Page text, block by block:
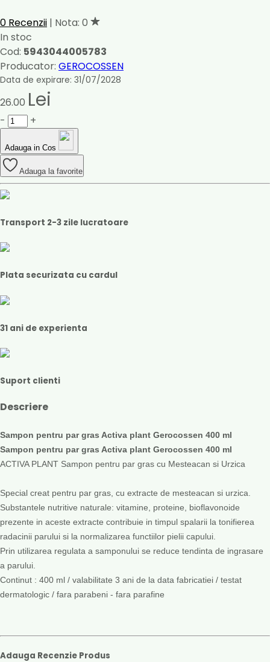
0 Recenzii | Nota: 0
In stoc
Cod: 5943044005783
Producator: GEROCOSSEN
Data de expirare: 31/07/2028
26.00 Lei
- +
Adauga in Cos
Adauga la favorite
Transport 2-3 zile lucratoare
Plata securizata cu cardul
31 ani de experienta
Suport clienti
Descriere
Sampon pentru par gras Activa plant Gerocossen 400 ml
Sampon pentru par gras Activa plant Gerocossen 400 ml
ACTIVA PLANT Sampon pentru par gras cu Mesteacan si Urzica
Special creat pentru par gras, cu extracte de mesteacan si urzica.
Substantele nutritive naturale: vitamine, proteine, bioflavonoide
prezente in aceste extracte contribuie in timpul spalarii la tonifierea
radacinii parului si la normalizarea functiilor pielii capului.
Prin utilizarea regulata a samponului se reduce tendinta de ingrasare
a parului.
Continut : 400 ml / valabilitate 3 ani de la data fabricatiei / testat
dermatologic / fara parabeni - fara parafine
Adauga Recenzie Produs